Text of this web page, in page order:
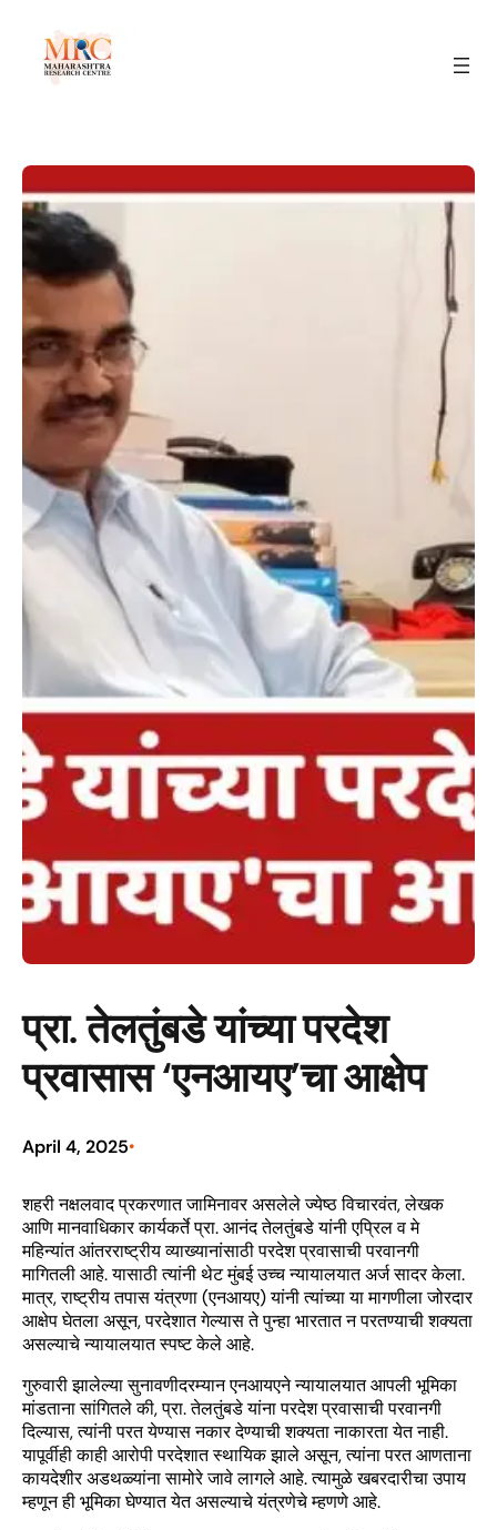
प्रा. तेलतुंबडे यांच्या परदेश
प्रवासास ‘एनआयए’चा आक्षेप
April 4, 2025•
शहरी नक्षलवाद प्रकरणात जामिनावर असलेले ज्येष्ठ विचारवंत, लेखक
आणि मानवाधिकार कार्यकर्ते प्रा. आनंद तेलतुंबडे यांनी एप्रिल व मे
महिन्यांत आंतरराष्ट्रीय व्याख्यानांसाठी परदेश प्रवासाची परवानगी
मागितली आहे. यासाठी त्यांनी थेट मुंबई उच्च न्यायालयात अर्ज सादर केला.
मात्र, राष्ट्रीय तपास यंत्रणा (एनआयए) यांनी त्यांच्या या मागणीला जोरदार
आक्षेप घेतला असून, परदेशात गेल्यास ते पुन्हा भारतात न परतण्याची शक्यता
असल्याचे न्यायालयात स्पष्ट केले आहे.
गुरुवारी झालेल्या सुनावणीदरम्यान एनआयएने न्यायालयात आपली भूमिका
मांडताना सांगितले की, प्रा. तेलतुंबडे यांना परदेश प्रवासाची परवानगी
दिल्यास, त्यांनी परत येण्यास नकार देण्याची शक्यता नाकारता येत नाही.
यापूर्वीही काही आरोपी परदेशात स्थायिक झाले असून, त्यांना परत आणताना
कायदेशीर अडथळ्यांना सामोरे जावे लागले आहे. त्यामुळे खबरदारीचा उपाय
म्हणून ही भूमिका घेण्यात येत असल्याचे यंत्रणेचे म्हणणे आहे.